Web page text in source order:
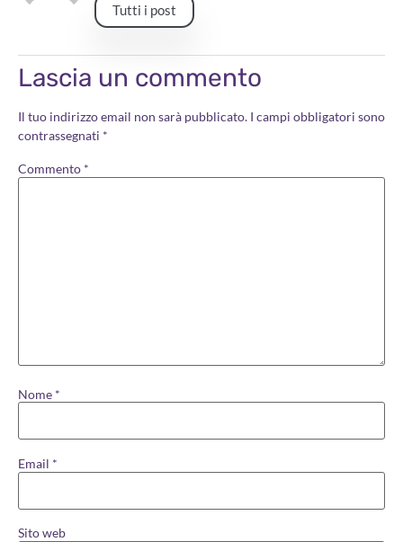
Tutti i post
Lascia un commento
Il tuo indirizzo email non sarà pubblicato. I campi obbligatori sono
contrassegnati *
Commento *
Nome *
Email *
Sito web